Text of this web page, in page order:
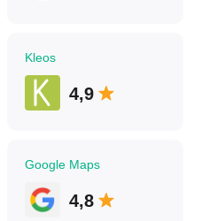
Kleos
4,9
Google Maps
4,8